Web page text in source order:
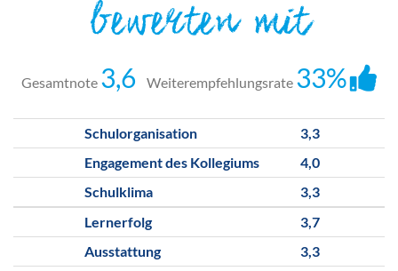
bewerten mit
Gesamtnote 3,6 Weiterempfehlungsrate 33%
Schulorganisation
3,3
Engagement des Kollegiums
4,0
Schulklima
3,3
Lernerfolg
3,7
Ausstattung
3,3